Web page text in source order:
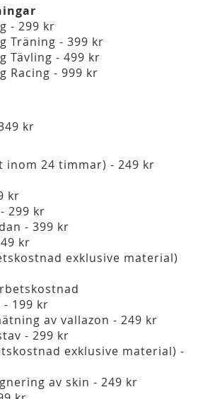
- 299 kr
Träning - 399 kr
Tävling - 499 kr
Racing - 999 kr
kr
inom 24 timmar) - 249 kr
kr
299 kr
- 399 kr
kr
exklusive material)
199 kr
av vallazon - 249 kr
- 299 kr
exklusive material) -
av skin - 249 kr